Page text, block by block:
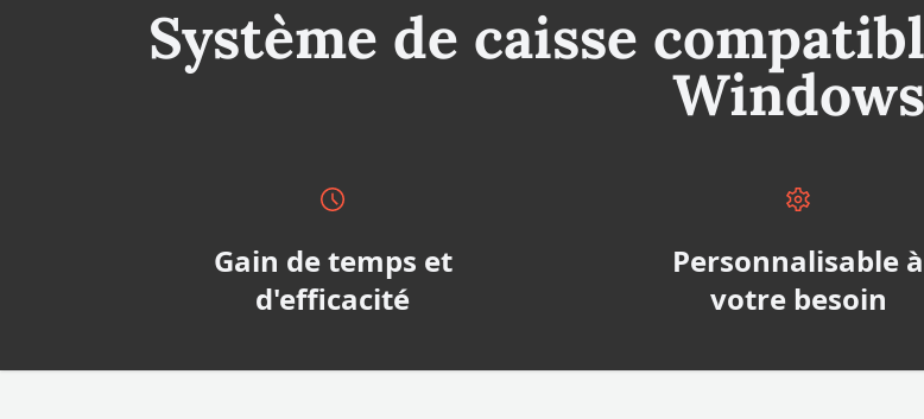
Système de caisse
Windows
Gain de temps et
d'efficacité
Personnalisable à
votre besoin